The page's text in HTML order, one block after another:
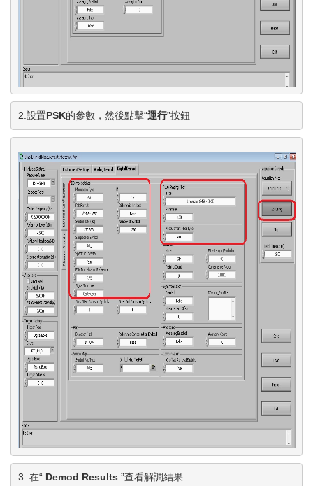
2.設置PSK的參數，然後點擊“運行
3. 在“ Demod Results